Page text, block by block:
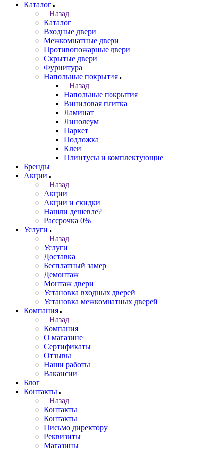
Каталог
Назад
Каталог
Входные двери
Межкомнатные двери
Противопожарные двери
Скрытые двери
Фурнитура
Напольные покрытия
Назад
Напольные покрытия
Виниловая плитка
Ламинат
Линолеум
Паркет
Подложка
Клеи
Плинтусы и комплектующие
Бренды
Акции
Назад
Акции
Акции и скидки
Нашли дешевле?
Рассрочка 0%
Услуги
Назад
Услуги
Доставка
Бесплатный замер
Демонтаж
Монтаж двери
Установка входных дверей
Установка межкомнатных дверей
Компания
Назад
Компания
О магазине
Сертификаты
Отзывы
Наши работы
Вакансии
Блог
Контакты
Назад
Контакты
Контакты
Письмо директору
Реквизиты
Магазины